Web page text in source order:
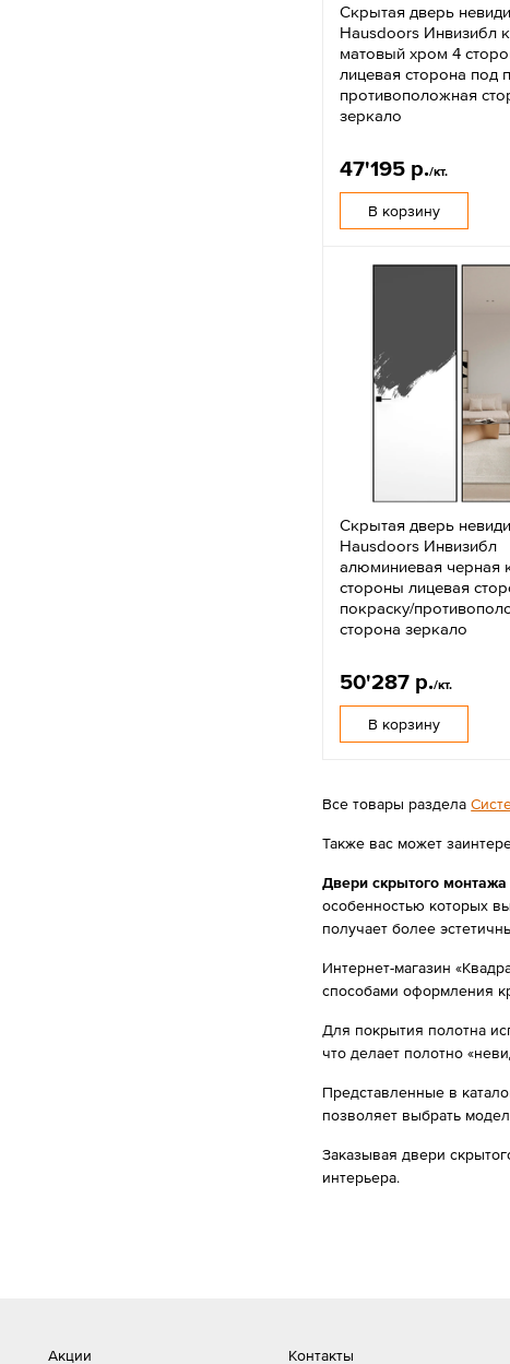
Скрытая дверь
Hausdoors Инвизибл
матовый хром 4
лицевая сторона под
противоположная
зеркало
47'195 р./кт.
В корзину
Скрытая дверь
Hausdoors Инвизибл
алюминиевая черная
стороны лицевая
покраску/
сторона зеркало
50'287 р./кт.
В корзину
Все товары раздела
Также вас может
Двери скрытого
особенностью которых
получает более
Интернет-магазин
способами оформления
Для покрытия полотна
что делает полотно
Представленные в
позволяет выбрать
Заказывая двери
интерьера.
Акции Контакты